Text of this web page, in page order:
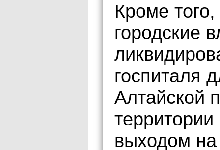
Кроме
городские
госпиталя
Алтайской
территории
выходом